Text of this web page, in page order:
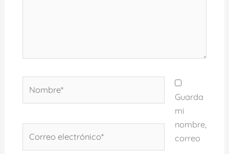
electrónico*
Guarda
mi
nombre,
correo